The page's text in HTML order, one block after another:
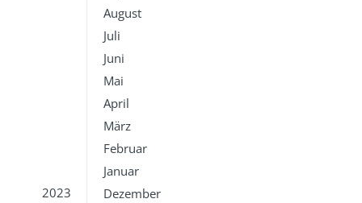
August
Juli
Juni
Mai
April
März
Februar
Januar
2023
Dezember